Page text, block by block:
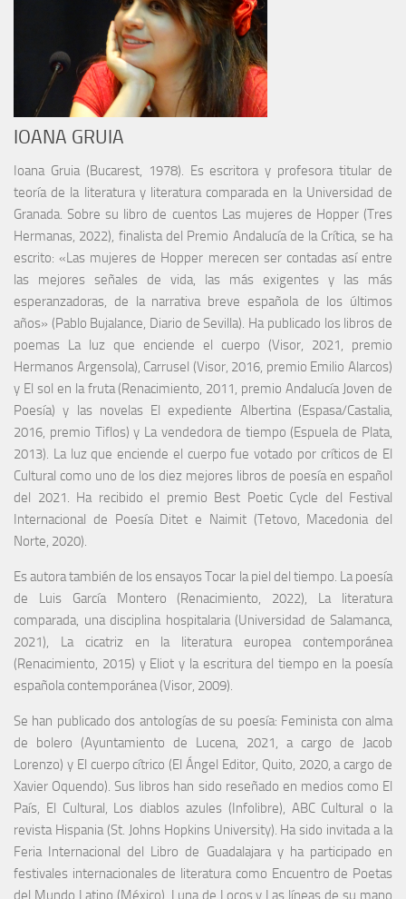
IOANA GRUIA
Ioana Gruia (Bucarest, 1978). Es escritora y profesora titular de
teoría de la literatura y literatura comparada en la Universidad de
Granada. Sobre su libro de cuentos Las mujeres de Hopper (Tres
Hermanas, 2022), finalista del Premio Andalucía de la Crítica, se ha
escrito: «Las mujeres de Hopper merecen ser contadas así entre
las mejores señales de vida, las más exigentes y las más
esperanzadoras, de la narrativa breve española de los últimos
años» (Pablo Bujalance, Diario de Sevilla). Ha publicado los libros de
poemas La luz que enciende el cuerpo (Visor, 2021, premio
Hermanos Argensola), Carrusel (Visor, 2016, premio Emilio Alarcos)
y El sol en la fruta (Renacimiento, 2011, premio Andalucía Joven de
Poesía) y las novelas El expediente Albertina (Espasa/Castalia,
2016, premio Tiflos) y La vendedora de tiempo (Espuela de Plata,
2013). La luz que enciende el cuerpo fue votado por críticos de El
Cultural como uno de los diez mejores libros de poesía en español
del 2021. Ha recibido el premio Best Poetic Cycle del Festival
Internacional de Poesía Ditet e Naimit (Tetovo, Macedonia del
Norte, 2020).
Es autora también de los ensayos Tocar la piel del tiempo. La poesía
de Luis García Montero (Renacimiento, 2022), La literatura
comparada, una disciplina hospitalaria (Universidad de Salamanca,
2021), La cicatriz en la literatura europea contemporánea
(Renacimiento, 2015) y Eliot y la escritura del tiempo en la poesía
española contemporánea (Visor, 2009).
Se han publicado dos antologías de su poesía: Feminista con alma
de bolero (Ayuntamiento de Lucena, 2021, a cargo de Jacob
Lorenzo) y El cuerpo cítrico (El Ángel Editor, Quito, 2020, a cargo de
Xavier Oquendo). Sus libros han sido reseñado en medios como El
País, El Cultural, Los diablos azules (Infolibre), ABC Cultural o la
revista Hispania (St. Johns Hopkins University). Ha sido invitada a la
Feria Internacional del Libro de Guadalajara y ha participado en
festivales internacionales de literatura como Encuentro de Poetas
del Mundo Latino (México), Luna de Locos y Las líneas de su mano